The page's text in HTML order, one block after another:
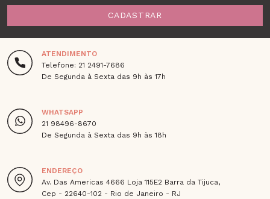
CADASTRAR
ATENDIMENTO
Telefone: 21 2491-7686
De Segunda à Sexta das 9h às 17h
WHATSAPP
21 98496-8670
De Segunda à Sexta das 9h às 18h
ENDEREÇO
Av. Das Americas 4666 Loja 115E2 Barra da Tijuca,
Cep - 22640-102 - Rio de Janeiro - RJ